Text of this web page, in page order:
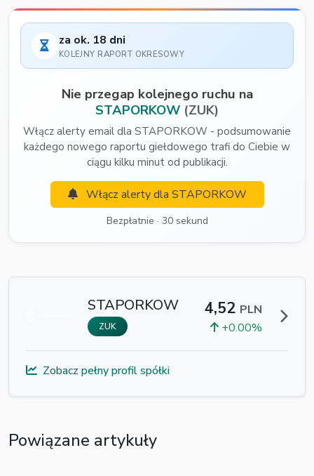
za ok. 18 dni
KOLEJNY RAPORT OKRESOWY
Nie przegap kolejnego ruchu na
STAPORKOW (ZUK)
Włącz alerty email dla STAPORKOW - podsumowanie
każdego nowego raportu giełdowego trafi do Ciebie w
ciągu kilku minut od publikacji.
Włącz alerty dla STAPORKOW
Bezpłatnie · 30 sekund
STAPORKOW
ZUK
4,52 PLN
+0.00%
Zobacz pełny profil spółki
Powiązane artykuły